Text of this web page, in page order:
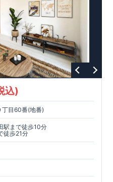
耐震等級で最高の3を取得。
に一度発生する地震に対し
準から、さらに1.5倍の耐震
階で、国が認めた第三者機関
た図面通りに施工されている
が行われます。
施工状況を検査した上で、品
術基準をクリアしています。
て、きちんと手入れをして、
認定制度。住宅ローン減税、
られるだけでなく、中古市場
す。
回の無料定期点検と、60年
込)
丁目60番(地番)
駅まで徒歩10分
徒歩21分